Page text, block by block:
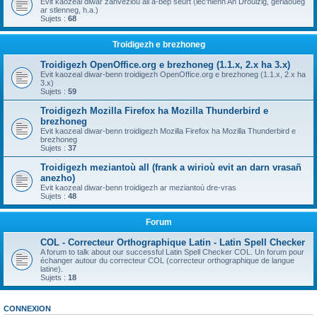
ar stlenneg, h.a.)
Sujets : 68
Troidigezh e brezhoneg
Troidigezh OpenOffice.org e brezhoneg (1.1.x, 2.x ha 3.x)
Evit kaozeal diwar-benn troidigezh OpenOffice.org e brezhoneg (1.1.x, 2.x ha
3.x)
Sujets : 59
Troidigezh Mozilla Firefox ha Mozilla Thunderbird e
brezhoneg
Evit kaozeal diwar-benn troidigezh Mozilla Firefox ha Mozilla Thunderbird e
brezhoneg
Sujets : 37
Troidigezh meziantoù all (frank a wirioù evit an darn vrasañ
anezho)
Evit kaozeal diwar-benn troidigezh ar meziantoù dre-vras
Sujets : 48
Forum
COL - Correcteur Orthographique Latin - Latin Spell Checker
A forum to talk about our successful Latin Spell Checker COL. Un forum pour
échanger autour du correcteur COL (correcteur orthographique de langue
latine).
Sujets : 18
CONNEXION